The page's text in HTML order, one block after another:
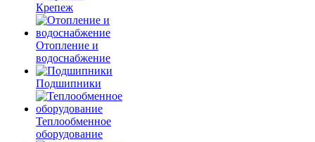
Крепеж
Отопление и
водоснабжение
Подшипники
Теплообменное
оборудование